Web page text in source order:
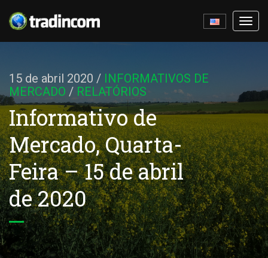
15 de abril 2020 / INFORMATIVOS DE
MERCADO / RELATÓRIOS
Informativo de
Mercado, Quarta-
Feira – 15 de abril
de 2020